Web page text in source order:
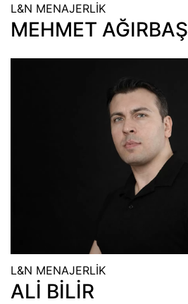
L&N MENAJERLİK
MEHMET AĞIRBAŞ
L&N MENAJERLİK
ALİ BİLİR